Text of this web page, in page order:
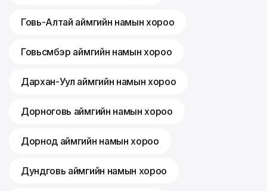
Говь-Алтай аймгийн намын хороо
Говьсүмбэр аймгийн намын хороо
Дархан-Уул аймгийн намын хороо
Дорноговь аймгийн намын хороо
Дорнод аймгийн намын хороо
Дундговь аймгийн намын хороо